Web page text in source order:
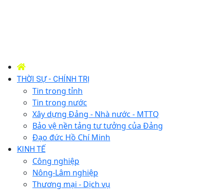
THỜI SỰ - CHÍNH TRỊ
Tin trong tỉnh
Tin trong nước
Xây dựng Đảng - Nhà nước - MTTQ
Bảo vệ nền tảng tư tưởng của Đảng
Đạo đức Hồ Chí Minh
KINH TẾ
Công nghiệp
Nông-Lâm nghiệp
Thương mại - Dịch vụ